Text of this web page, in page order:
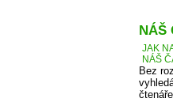
NÁŠ
JAK
NÁŠ
Bez